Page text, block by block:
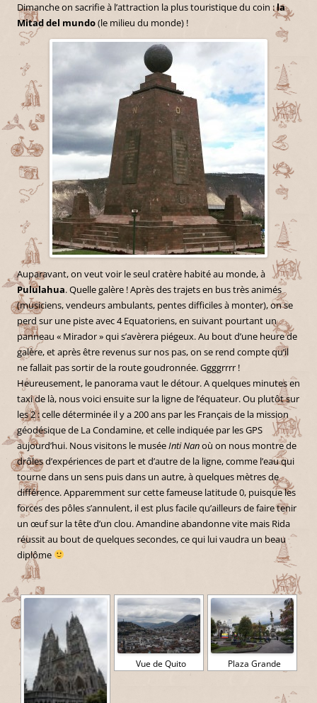
Dimanche on sacrifie à l’attraction la plus touristique du coin :la
Mitad del mundo(le milieu du monde) !
Auparavant, on veut voir le seul cratère habité au monde, à
Pululahua. Quelle galère ! Après des trajets en bus très animés
(musiciens, vendeurs ambulants, pentes difficiles à monter), on se
perd sur une piste avec 4 Equatoriens, en suivant pourtant un
panneau « Mirador » qui s’avèrera piégeux. Au bout d’une heure de
galère, et après être revenus sur nos pas, on se rend compte qu’il
ne fallait pas sortir de la route goudronnée. Ggggrrrr !
Heureusement, le panorama vaut le détour. A quelques minutes en
taxi de là, nous voici ensuite sur la ligne de l’équateur. Ou plutôt sur
les 2 : celle déterminée il y a 200 ans par les Français de la mission
géodésique de La Condamine, et celle indiquée par les GPS
aujourd’hui. Nous visitons le muséeInti Nanoù on nous montre de
drôles d’expériences de part et d’autre de la ligne, comme l’eau qui
tourne dans un sens puis dans un autre, à quelques mètres de
différence. Apparemment sur cette fameuse latitude 0, puisque les
forces des pôles s’annulent, il est plus facile qu’ailleurs de faire tenir
un œuf sur la tête d’un clou. Amandine abandonne vite mais Rida
réussit au bout de quelques secondes, ce qui lui vaudra un beau
diplôme
Vue de Quito Plaza Grande